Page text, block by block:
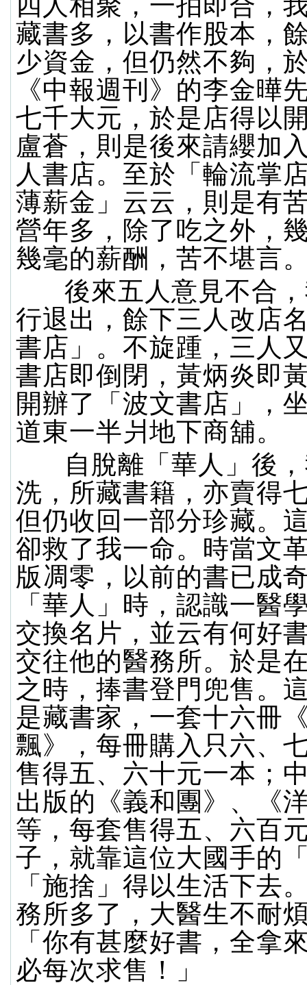
藏書多，以書作股本，
少資金，但仍然不夠，
《中報週刊》的李金曄
七千大元，於是店得以
盧蒼，則是後來請纓加
人書店。至於「輪流掌
薄薪金」云云，則是有
營年多，除了吃之外，
幾毫的薪酬，苦不堪言
後來五人意見不合
行退出，餘下三人改店
書店」。不旋踵，三人
書店即倒閉，黃炳炎即
開辦了「波文書店」，
道東一半爿地下商舖。
自脫離「華人」後
洗，所藏書籍，亦賣得
但仍收回一部分珍藏。
卻救了我一命。時當文
版凋零，以前的書已成
「華人」時，認識一醫
交換名片，並云有何好
交往他的醫務所。於是
之時，捧書登門兜售。
是藏書家，一套十六冊
飄》，每冊購入只六、
售得五、六十元一本；
出版的《義和團》、《
等，每套售得五、六百
子，就靠這位大國手的
「施捨」得以生活下去
務所多了，大醫生不耐
「你有甚麼好書，全拿
必每次求售！」